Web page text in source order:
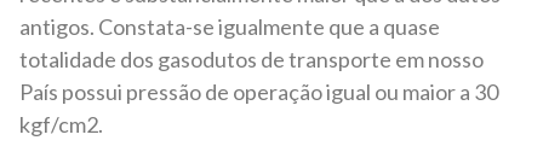
antigos. Constata-se igualmente que a quase
totalidade dos gasodutos de transporte em nosso
País possui pressão de operação igual ou maior a 30
kgf/cm2.